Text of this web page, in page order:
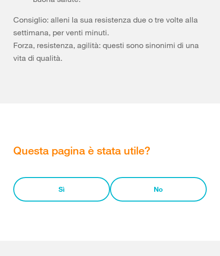
Consiglio: alleni la sua resistenza due o tre volte alla
settimana, per venti minuti.
Forza, resistenza, agilità: questi sono sinonimi di una
vita di qualità.
Questa pagina è stata utile?
Sì No